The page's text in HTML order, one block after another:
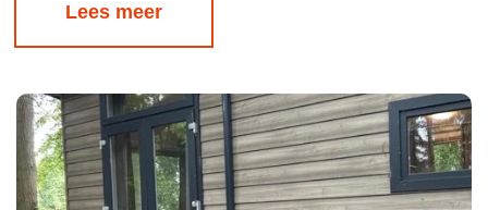
Lees meer